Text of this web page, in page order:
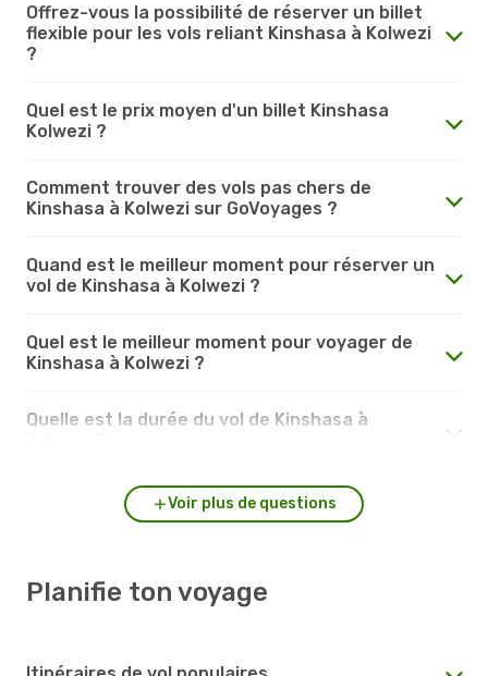
Offrez-vous la possibilité de réserver un billet
flexible pour les vols reliant Kinshasa à Kolwezi
?
Quel est le prix moyen d'un billet Kinshasa
Kolwezi ?
Comment trouver des vols pas chers de
Kinshasa à Kolwezi sur GoVoyages ?
Quand est le meilleur moment pour réserver un
vol de Kinshasa à Kolwezi ?
Quel est le meilleur moment pour voyager de
Kinshasa à Kolwezi ?
Quelle est la durée du vol de Kinshasa à
Voir plus de questions
Planifie ton voyage